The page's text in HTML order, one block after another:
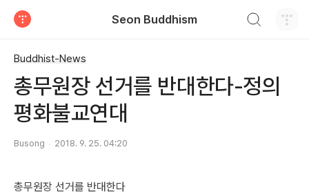
Seon Buddhism
Buddhist-News
총무원장 선거를 반대한다-정의
평화불교연대
Busong 2018. 9. 25. 04:20
총무원장 선거를 반대한다